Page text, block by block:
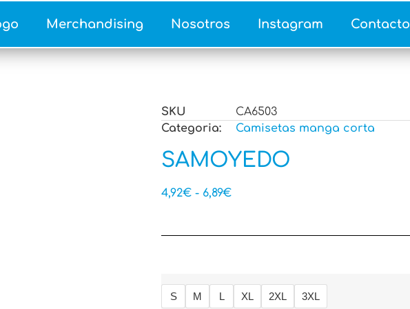
Merchandising Nosotros Instagram Contacto
SKU
CA6503
Categoria:
Camisetas manga corta
SAMOYEDO
4,92€ - 6,89€
S M L XL 2XL 3XL